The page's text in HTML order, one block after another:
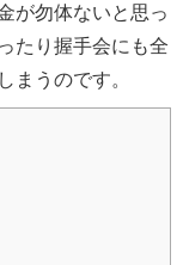
が勿体ないと思っ
たり握手会にも全
まうのです。